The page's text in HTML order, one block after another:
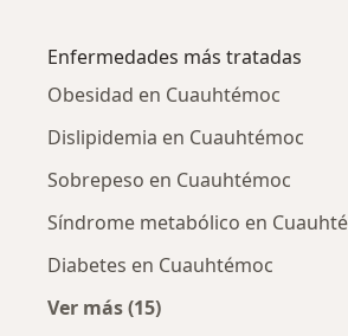
Enfermedades más tratadas
Obesidad en Cuauhtémoc
Dislipidemia en Cuauhtémoc
Sobrepeso en Cuauhtémoc
Síndrome metabólico en
Diabetes en Cuauhtémoc
Ver más (15)